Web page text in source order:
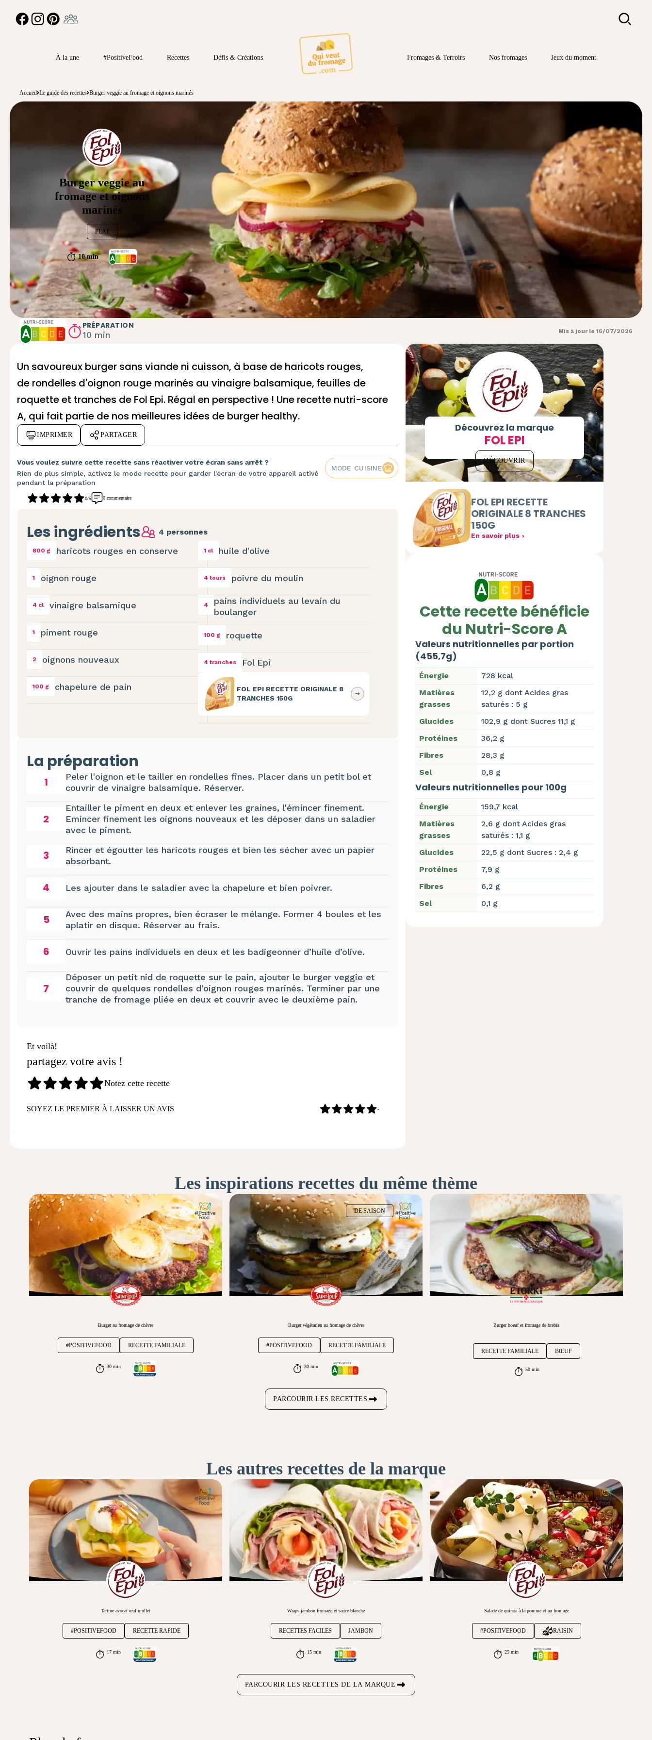
FACEBOOKINSTAGRAMPINTEREST Rechercher
À la une #PositiveFood Recettes Défis & Créations Fromages & Terroirs Nos fromages Jeux du moment
Accueil Le guide des recettes Burger veggie au fromage et oignons marinés
Burger veggie au
fromage et oignons
marinés
PLAT
10 min
PRÉPARATION
10 min Mis à jour le 16/07/2026
Un savoureux burger sans viande ni cuisson, à base de haricots rouges,
de rondelles d'oignon rouge marinés au vinaigre balsamique, feuilles de
roquette et tranches de Fol Epi. Régal en perspective ! Une recette nutri-score
A, qui fait partie de nos meilleures idées de burger healthy.
IMPRIMER PARTAGER
Vous voulez suivre cette recette sans réactiver votre écran sans arrêt ?
Rien de plus simple, activez le mode recette pour garder l'écran de votre appareil activé
pendant la préparation
MODE CUISINE
0/5 0 commentaire
Les ingrédients 4 personnes
800 g haricots rouges en conserve
1 oignon rouge
4 cl vinaigre balsamique
1 piment rouge
2 oignons nouveaux
100 g chapelure de pain
1 cl huile d'olive
4 tours poivre du moulin
4
pains individuels au levain du
boulanger
100 g roquette
4 tranches Fol Epi
FOL EPI RECETTE ORIGINALE 8
TRANCHES 150G
La préparation
1
Peler l'oignon et le tailler en rondelles fines. Placer dans un petit bol et
couvrir de vinaigre balsamique. Réserver.
2
Entailler le piment en deux et enlever les graines, l'émincer finement.
Emincer finement les oignons nouveaux et les déposer dans un saladier
avec le piment.
3
Rincer et égoutter les haricots rouges et bien les sécher avec un papier
absorbant.
4 Les ajouter dans le saladier avec la chapelure et bien poivrer.
5
Avec des mains propres, bien écraser le mélange. Former 4 boules et les
aplatir en disque. Réserver au frais.
6 Ouvrir les pains individuels en deux et les badigeonner d’huile d’olive.
7
Déposer un petit nid de roquette sur le pain, ajouter le burger veggie et
couvrir de quelques rondelles d’oignon rouges marinés. Terminer par une
tranche de fromage pliée en deux et couvrir avec le deuxième pain.
Et voilà!
partagez votre avis !
Notez cette recette
SOYEZ LE PREMIER À LAISSER UN AVIS -
Découvrez la marque
FOL EPI
DÉCOUVRIR
FOL EPI RECETTE
ORIGINALE 8 TRANCHES
150G
En savoir plus
Cette recette bénéficie
du Nutri-Score A
Valeurs nutritionnelles par portion
(455,7g)
Énergie
728 kcal
Matières
grasses
12,2 g dont Acides gras
saturés : 5 g
Glucides
102,9 g dont Sucres 11,1 g
Protéines
36,2 g
Fibres
28,3 g
Sel
0,8 g
Valeurs nutritionnelles pour 100g
Énergie
159,7 kcal
Matières
grasses
2,6 g dont Acides gras
saturés : 1,1 g
Glucides
22,5 g dont Sucres : 2,4 g
Protéines
7,9 g
Fibres
6,2 g
Sel
0,1 g
Les inspirations recettes du même thème
Burger au fromage de chèvre
#POSITIVEFOOD RECETTE FAMILIALE
30 min
DE SAISON
Burger végétarien au fromage de chèvre
#POSITIVEFOOD RECETTE FAMILIALE
30 min
Burger boeuf et fromage de brebis
RECETTE FAMILIALE BŒUF
50 min
PARCOURIR LES RECETTES
Les autres recettes de la marque
Tartine avocat œuf mollet
#POSITIVEFOOD RECETTE RAPIDE
17 min
Wraps jambon fromage et sauce blanche
RECETTES FACILES JAMBON
15 min
DE SAISON
Salade de quinoa à la pomme et au fromage
#POSITIVEFOOD RAISIN
25 min
PARCOURIR LES RECETTES DE LA MARQUE